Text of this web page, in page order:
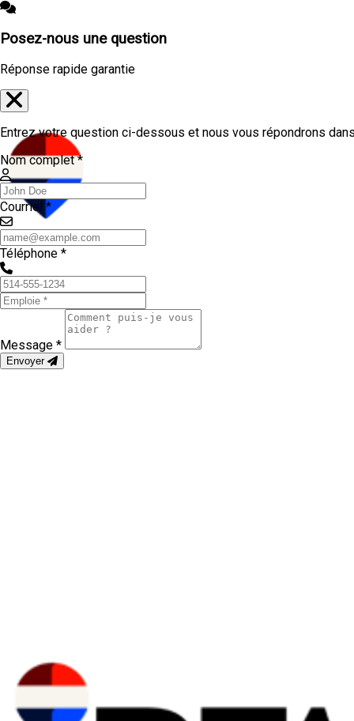
Posez-nous une question
Réponse rapide garantie
Entrez votre question ci-dessous et nous vous répondrons
Nom complet *
Courriel *
Téléphone *
Message *
Envoyer